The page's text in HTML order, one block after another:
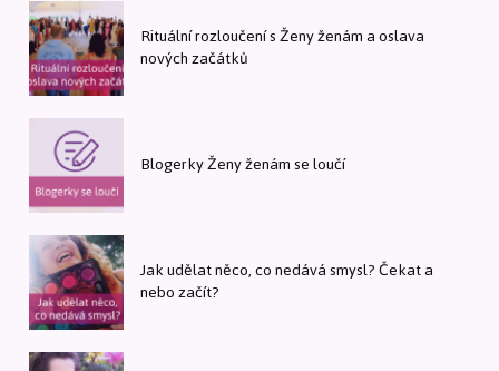
Rituální rozloučení s Ženy ženám a oslava
nových začátků
Blogerky Ženy ženám se loučí
Jak udělat něco, co nedává smysl? Čekat a
nebo začít?